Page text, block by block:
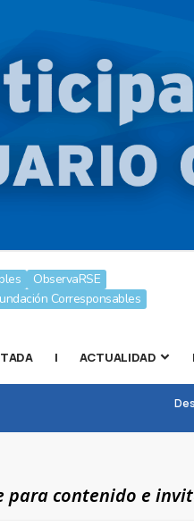
ObservaRSE
Corresponsables
| ACTUALIDAD
para contenido e